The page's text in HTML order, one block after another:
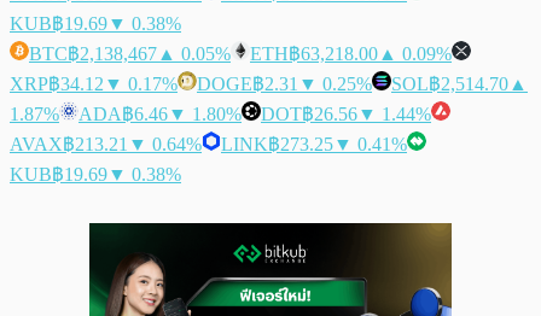
KUB฿19.69▼ 0.38%
BTC฿2,138,467 ▲ 0.05% ETH฿63,218.00 ▲ 0.09%
XRP฿34.12 ▼ 0.17% DOGE฿2.31 ▼ 0.25% SOL฿2,514.70 ▲
1.87%
ADA฿6.46▼ 1.80% DOT฿26.56▼ 1.44%
AVAX฿213.21 ▼ 0.64% LINK฿273.25▼ 0.41%
KUB฿19.69▼ 0.38%